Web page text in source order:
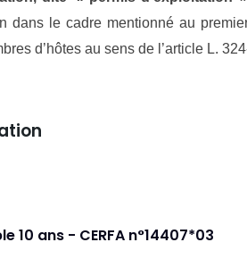
dans le cadre mentionné au
d’hôtes au sens de l’article L.
10 ans - CERFA n°14407*03